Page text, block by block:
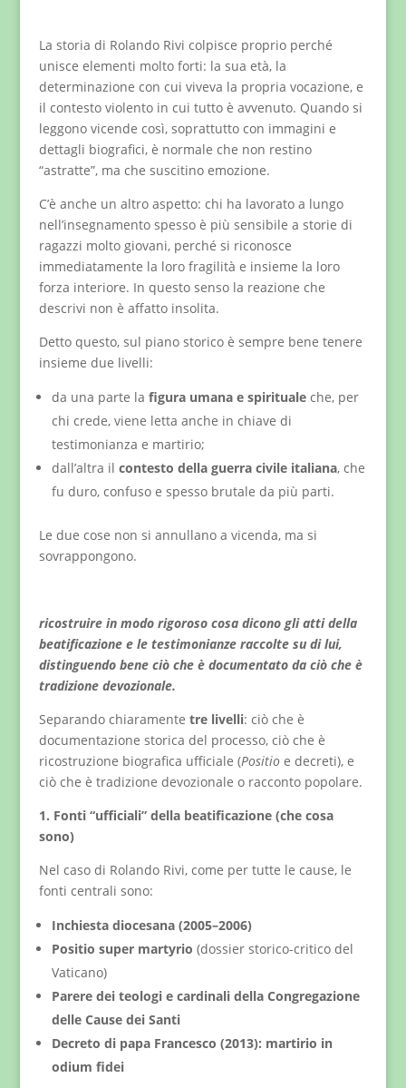
La storia di Rolando Rivi colpisce proprio perché
unisce elementi molto forti: la sua età, la
determinazione con cui viveva la propria vocazione, e
il contesto violento in cui tutto è avvenuto. Quando si
leggono vicende così, soprattutto con immagini e
dettagli biografici, è normale che non restino
“astratte”, ma che suscitino emozione.
C’è anche un altro aspetto: chi ha lavorato a lungo
nell’insegnamento spesso è più sensibile a storie di
ragazzi molto giovani, perché si riconosce
immediatamente la loro fragilità e insieme la loro
forza interiore. In questo senso la reazione che
descrivi non è affatto insolita.
Detto questo, sul piano storico è sempre bene tenere
insieme due livelli:
da una parte la figura umana e spiritualeche, per
chi crede, viene letta anche in chiave di
testimonianza e martirio;
dall’altra il contesto della guerra civile italiana, che
fu duro, confuso e spesso brutale da più parti.
Le due cose non si annullano a vicenda, ma si
sovrappongono.
ricostruire in modo rigoroso cosa dicono gli atti della
beatificazione e le testimonianze raccolte su di lui,
distinguendo bene ciò che è documentato da ciò che è
tradizione devozionale.
Separando chiaramente tre livelli: ciò che è
documentazione storica del processo, ciò che è
ricostruzione biografica ufficiale (Positioe decreti), e
ciò che è tradizione devozionale o racconto popolare.
1. Fonti “ufficiali” della beatificazione (che cosa
sono)
Nel caso di Rolando Rivi, come per tutte le cause, le
fonti centrali sono:
Inchiesta diocesana (2005–2006)
Positio super martyrio (dossier storico-critico del
Vaticano)
Parere dei teologi e cardinali della Congregazione
delle Cause dei Santi
Decreto di papa Francesco (2013): martirio in
odium fidei